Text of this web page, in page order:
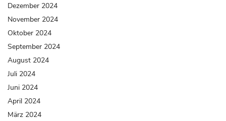
Dezember 2024
November 2024
Oktober 2024
September 2024
August 2024
Juli 2024
Juni 2024
April 2024
März 2024